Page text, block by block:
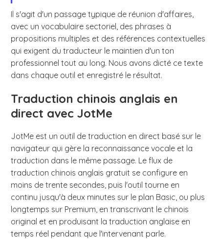
Il s'agit d'un passage typique de réunion d'affaires,
avec un vocabulaire sectoriel, des phrases à
propositions multiples et des références contextuelles
qui exigent du traducteur le maintien d'un ton
professionnel tout au long. Nous avons dicté ce texte
dans chaque outil et enregistré le résultat.
Traduction chinois anglais en
direct avec JotMe
JotMe est un outil de traduction en direct basé sur le
navigateur qui gère la reconnaissance vocale et la
traduction dans le même passage. Le flux de
traduction chinois anglais gratuit se configure en
moins de trente secondes, puis l'outil tourne en
continu jusqu'à deux minutes sur le plan Basic, ou plus
longtemps sur Premium, en transcrivant le chinois
original et en produisant la traduction anglaise en
temps réel pendant que l'intervenant parle.